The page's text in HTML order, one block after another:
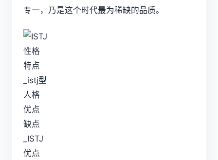
专一，乃是这个时代最为稀缺的品质。